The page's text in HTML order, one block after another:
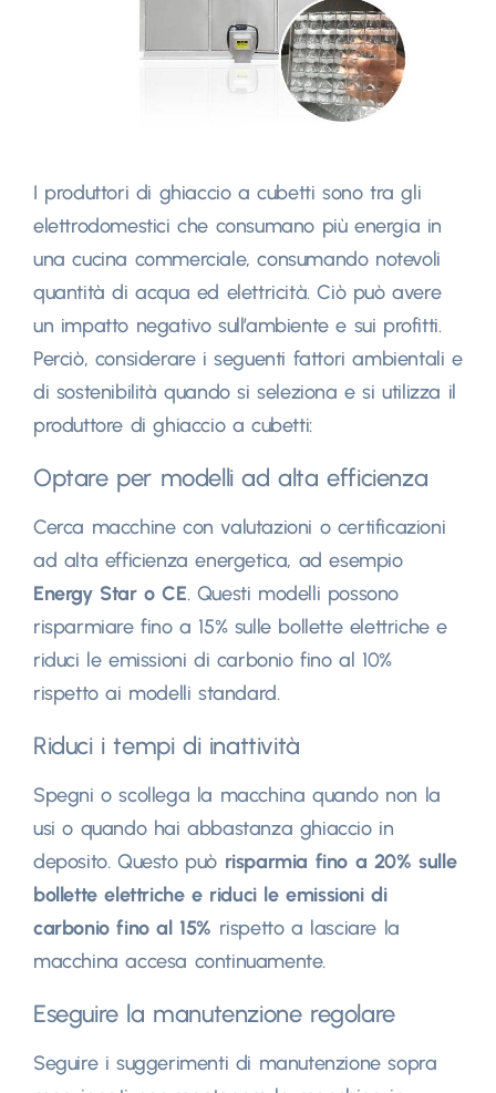
I produttori di ghiaccio a cubetti sono tra gli
elettrodomestici che consumano più energia in
una cucina commerciale, consumando notevoli
quantità di acqua ed elettricità. Ciò può avere
un impatto negativo sull’ambiente e sui profitti.
Perciò, considerare i seguenti fattori ambientali e
di sostenibilità quando si seleziona e si utilizza il
produttore di ghiaccio a cubetti:
Optare per modelli ad alta efficienza
Cerca macchine con valutazioni o certificazioni
ad alta efficienza energetica, ad esempio
Energy Star o CE. Questi modelli possono
risparmiare fino a 15% sulle bollette elettriche e
riduci le emissioni di carbonio fino al 10%
rispetto ai modelli standard.
Riduci i tempi di inattività
Spegni o scollega la macchina quando non la
usi o quando hai abbastanza ghiaccio in
deposito. Questo può risparmia fino a 20% sulle
bollette elettriche e riduci le emissioni di
carbonio fino al 15% rispetto a lasciare la
macchina accesa continuamente.
Eseguire la manutenzione regolare
Seguire i suggerimenti di manutenzione sopra